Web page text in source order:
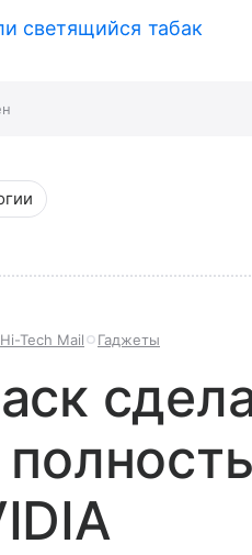
светящийся табак
Hi-Tech Mail Гаджеты